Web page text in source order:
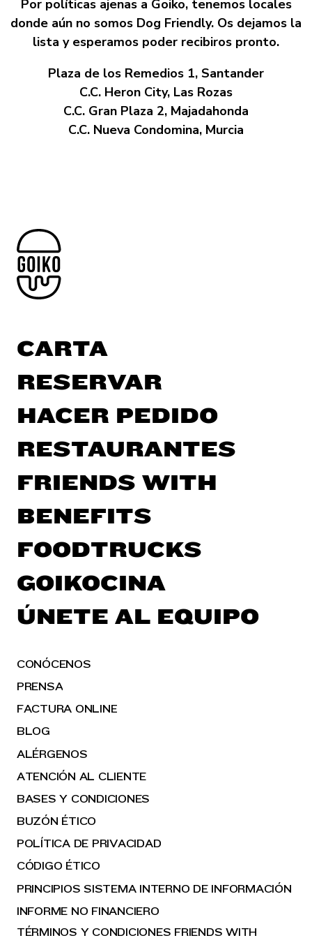
Por políticas ajenas a Goiko, tenemos locales
donde aún no somos Dog Friendly. Os dejamos la
lista y esperamos poder recibiros pronto.
Plaza de los Remedios 1, Santander
C.C. Heron City, Las Rozas
C.C. Gran Plaza 2, Majadahonda
C.C. Nueva Condomina, Murcia
CARTA
RESERVAR
HACER PEDIDO
RESTAURANTES
FRIENDS WITH
BENEFITS
FOODTRUCKS
GOIKOCINA
ÚNETE AL EQUIPO
CONÓCENOS
PRENSA
FACTURA ONLINE
BLOG
ALÉRGENOS
ATENCIÓN AL CLIENTE
BASES Y CONDICIONES
BUZÓN ÉTICO
POLÍTICA DE PRIVACIDAD
CÓDIGO ÉTICO
PRINCIPIOS SISTEMA INTERNO DE INFORMACIÓN
INFORME NO FINANCIERO
TÉRMINOS Y CONDICIONES FRIENDS WITH